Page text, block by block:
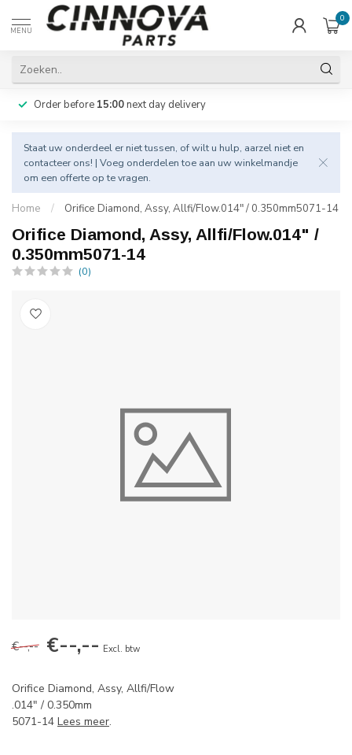
MENU
0
Order before 15:00next day delivery
Staat uw onderdeel er niet tussen, of wilt u hulp, aarzel niet en
contacteer ons! | Voeg onderdelen toe aan uw winkelmandje
om een offerte op te vragen.
Home / Orifice Diamond, Assy, Allfi/Flow.014" / 0.350mm5071-14
Orifice Diamond, Assy, Allfi/Flow.014" /
0.350mm5071-14
(0)
€--,-- €--,-- Excl. btw
Orifice Diamond, Assy, Allfi/Flow
.014" / 0.350mm
5071-14 Lees meer.